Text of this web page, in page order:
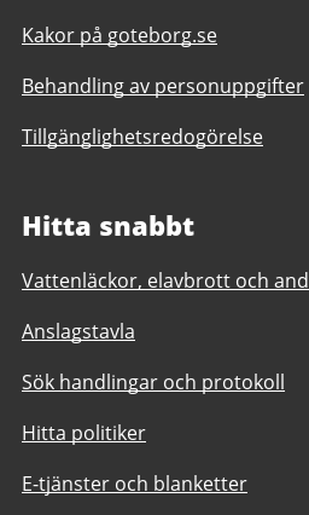
Kakor på goteborg.se
Behandling av personuppgifter
Tillgänglighetsredogörelse
Hitta snabbt
Vattenläckor, elavbrott och
Anslagstavla
Sök handlingar och protokoll
Hitta politiker
E-tjänster och blanketter